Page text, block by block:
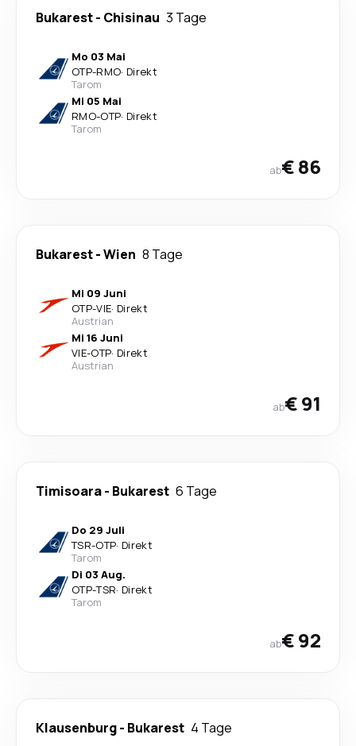
Bukarest- Chisinau 3 Tage
Mo 03 Mai
OTP-RMO· Direkt
Tarom
Mi 05 Mai
RMO-OTP· Direkt
Tarom
ab€ 86
Bukarest-Wien 8 Tage
Mi 09 Juni
OTP-VIE· Direkt
Austrian
Mi 16 Juni
VIE-OTP· Direkt
Austrian
ab€ 91
Timisoara- Bukarest 6 Tage
Do 29 Juli
TSR-OTP· Direkt
Tarom
Di 03 Aug.
OTP-TSR· Direkt
Tarom
ab€ 92
Klausenburg- Bukarest 4 Tage